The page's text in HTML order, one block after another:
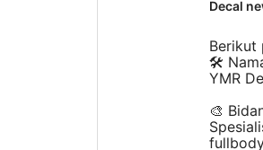
Decal
Berikut
🛠️
YMR
🎨